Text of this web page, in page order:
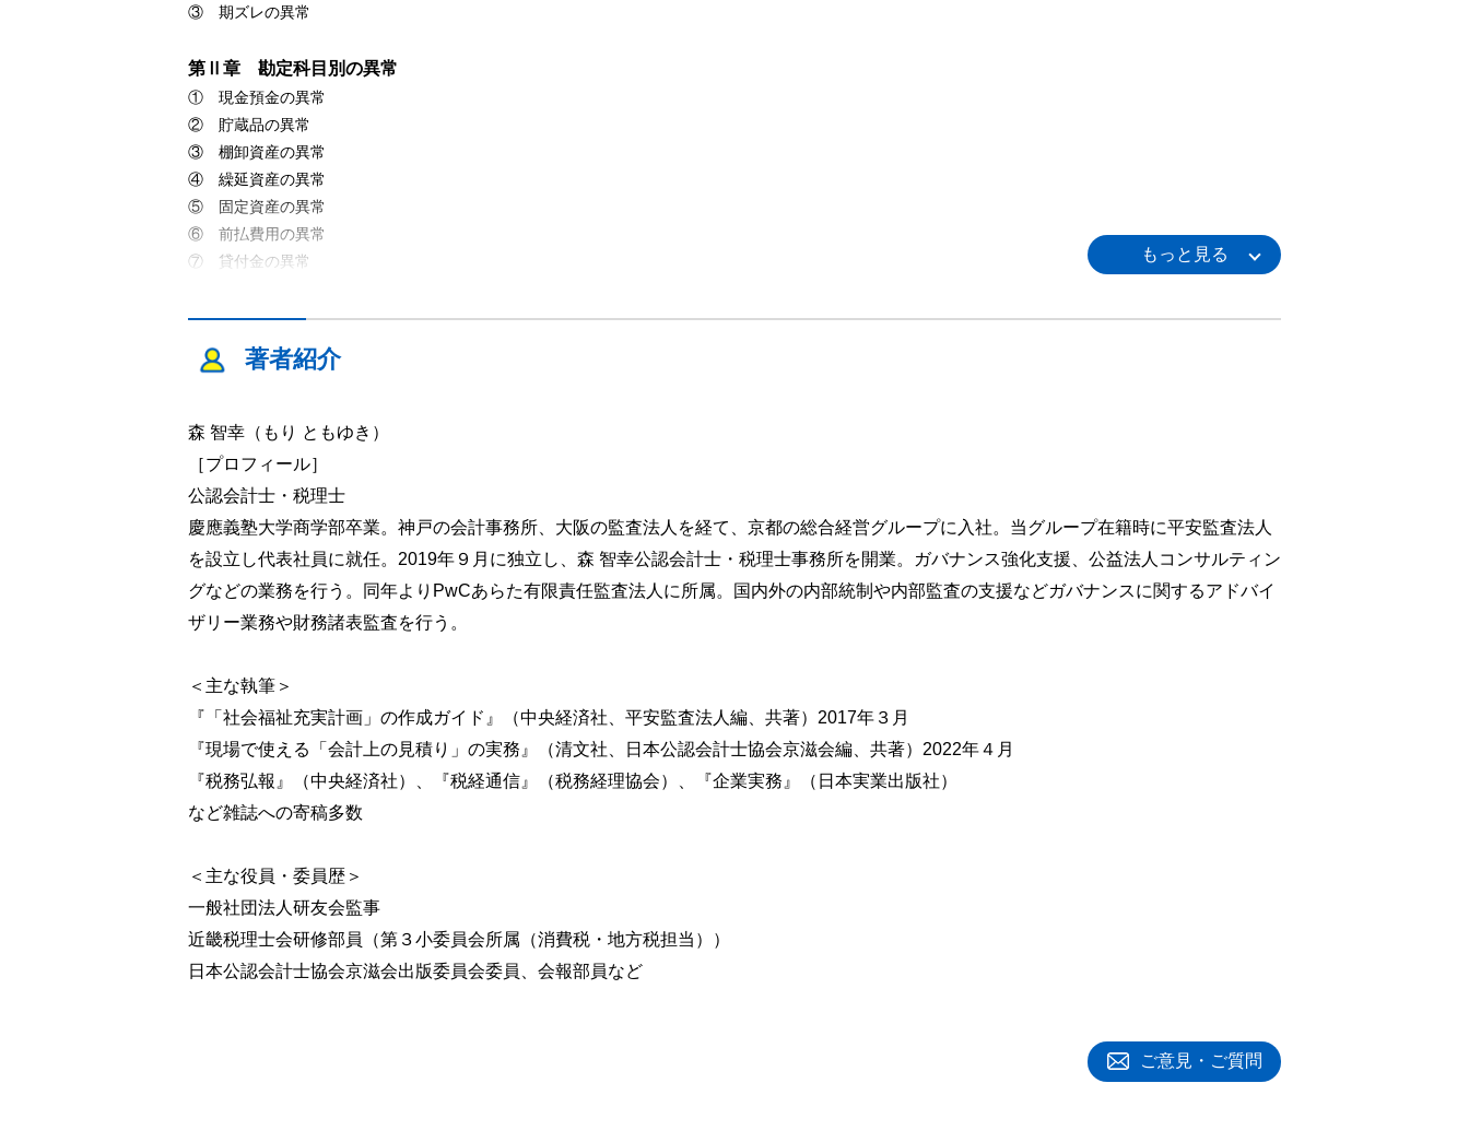
③ 期ズレの異常
第Ⅱ章 勘定科目別の異常
① 現金預金の異常
② 貯蔵品の異常
③ 棚卸資産の異常
④ 繰延資産の異常
⑤ 固定資産の異常
⑥ 前払費用の異常
⑦ 貸付金の異常
⑨ 買掛金の異常
⑩ 借入金の異常
⑪ 売上の異常
⑬ 役員給与の異常
⑭ 給与・賞与の異常
⑮ 減価償却費の異常
⑯ 交際費の異常
⑰ 費用全般の異常
⑱ 消費税の異常
⑲ 推移の異常
① 経営者の異常
② 取締役会・監査役の異常
③ ビジネス環境の異常
④ 情報伝達の異常
⑤ 部署間の異常
⑥ 税務学習の異常
著者紹介
森 智幸（もり ともゆき）
［プロフィール］
公認会計士・税理士
慶應義塾大学商学部卒業。神戸の会計事務所、大阪の監査法人を経て、京都の総合経営グループに入社。当グループ在籍時に平安監査法人
を設立し代表社員に就任。2019年９月に独立し、森 智幸公認会計士・税理士事務所を開業。ガバナンス強化支援、公益法人コンサルティン
グなどの業務を行う。同年よりPwCあらた有限責任監査法人に所属。国内外の内部統制や内部監査の支援などガバナンスに関するアドバイ
ザリー業務や財務諸表監査を行う。
＜主な執筆＞
『「社会福祉充実計画」の作成ガイド』（中央経済社、平安監査法人編、共著）2017年３月
『現場で使える「会計上の見積り」の実務』（清文社、日本公認会計士協会京滋会編、共著）2022年４月
『税務弘報』（中央経済社）、『税経通信』（税務経理協会）、『企業実務』（日本実業出版社）
など雑誌への寄稿多数
＜主な役員・委員歴＞
一般社団法人研友会監事
近畿税理士会研修部員（第３小委員会所属（消費税・地方税担当））
日本公認会計士協会京滋会出版委員会委員、会報部員など
ご意見・ご質問